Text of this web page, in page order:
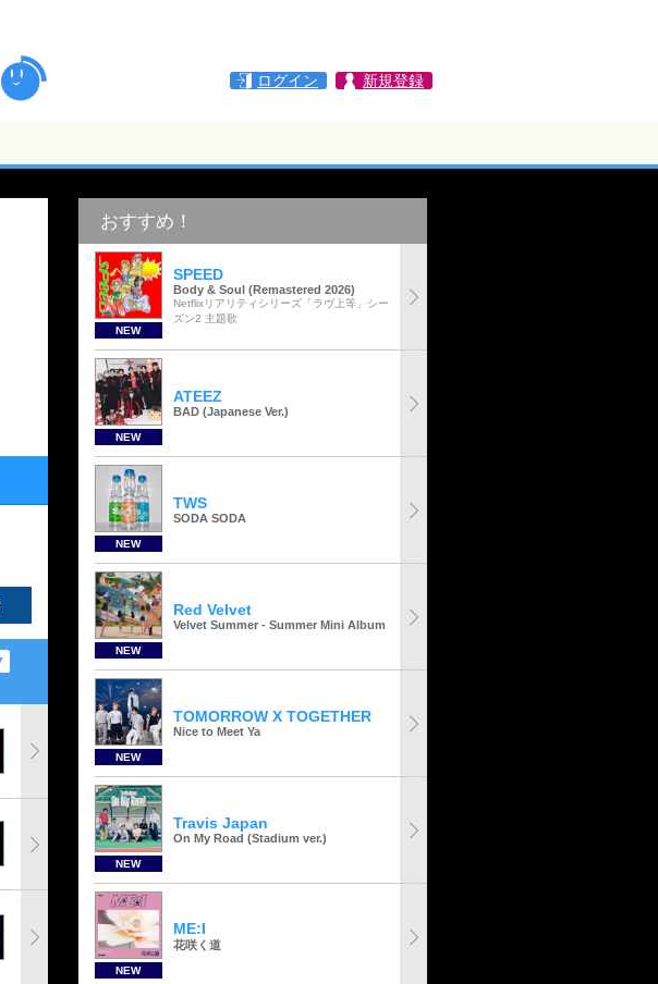
ログイン 新規登録
おすすめ！
NEW
SPEED
Body & Soul (Remastered 2026)
Netflixリアリティシリーズ「ラヴ上等」シー
ズン2 主題歌
NEW
ATEEZ
BAD (Japanese Ver.)
NEW
TWS
SODA SODA
NEW
Red Velvet
Velvet Summer - Summer Mini Album
NEW
TOMORROW X TOGETHER
Nice to Meet Ya
NEW
Travis Japan
On My Road (Stadium ver.)
NEW
ME:I
花咲く道